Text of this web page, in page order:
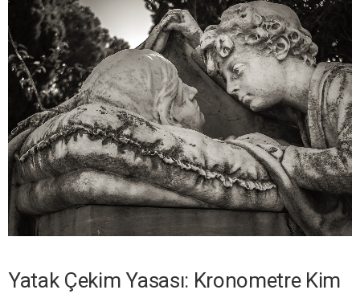
Yatak Çekim Yasası: Kronometre Kim